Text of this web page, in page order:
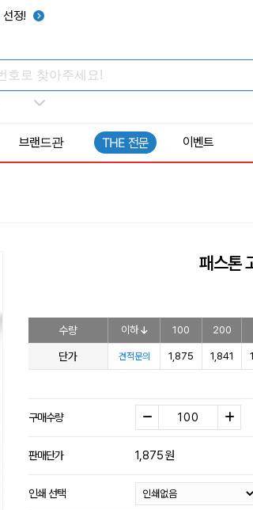
선정!
브랜드관 THE 전문 이벤트
패스톤
수량 이하 100 200
단가 견적문의 1,875 1,841
구매수량
판매단가 1,875원
인쇄 선택